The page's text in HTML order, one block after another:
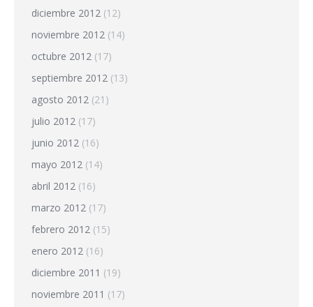
diciembre 2012 (12)
noviembre 2012 (14)
octubre 2012 (17)
septiembre 2012 (13)
agosto 2012 (21)
julio 2012 (17)
junio 2012 (16)
mayo 2012 (14)
abril 2012 (16)
marzo 2012 (17)
febrero 2012 (15)
enero 2012 (16)
diciembre 2011 (19)
noviembre 2011 (17)